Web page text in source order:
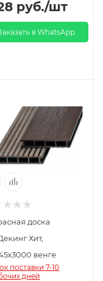
руб./шт
в WhatsApp
доска
Хит,
венге
поставки 7-10
дней